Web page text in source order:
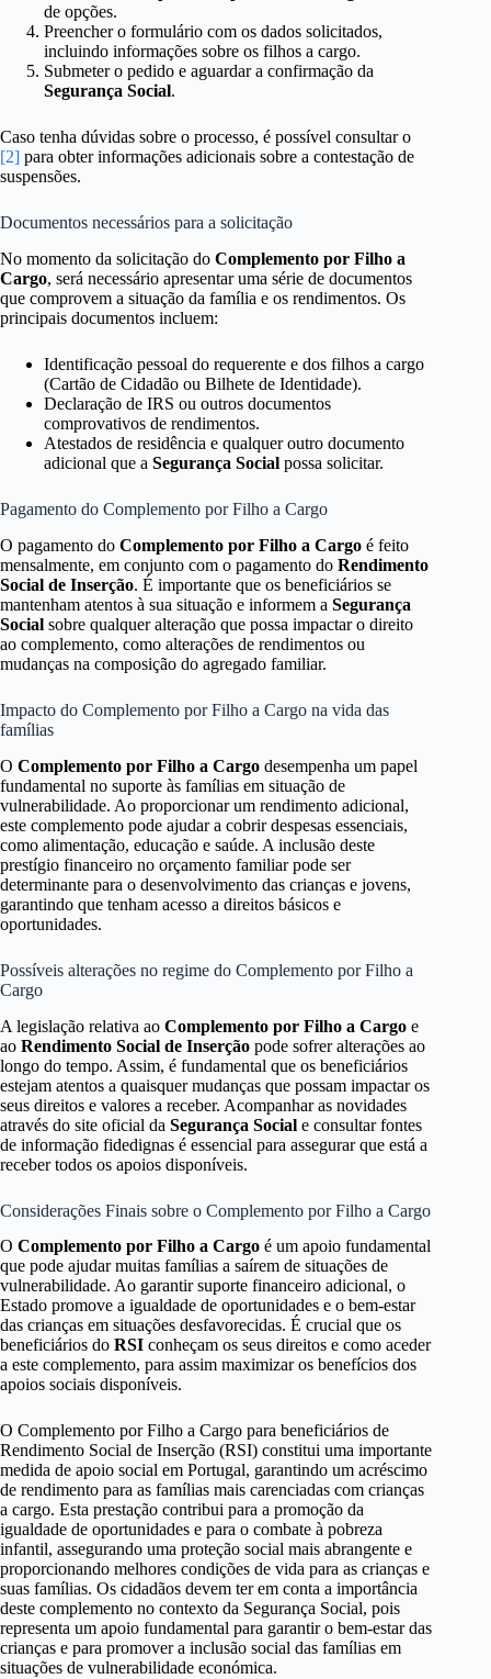
de opções.
Preencher o formulário com os dados solicitados,
incluindo informações sobre os filhos a cargo.
Submeter o pedido e aguardar a confirmação da
Segurança Social.
Caso tenha dúvidas sobre o processo, é possível consultar o
[2] para obter informações adicionais sobre a contestação de
suspensões.
Documentos necessários para a solicitação
No momento da solicitação do Complemento por Filho a
Cargo, será necessário apresentar uma série de documentos
que comprovem a situação da família e os rendimentos. Os
principais documentos incluem:
Identificação pessoal do requerente e dos filhos a cargo
(Cartão de Cidadão ou Bilhete de Identidade).
Declaração de IRS ou outros documentos
comprovativos de rendimentos.
Atestados de residência e qualquer outro documento
adicional que a Segurança Social possa solicitar.
Pagamento do Complemento por Filho a Cargo
O pagamento do Complemento por Filho a Cargo é feito
mensalmente, em conjunto com o pagamento do Rendimento
Social de Inserção. É importante que os beneficiários se
mantenham atentos à sua situação e informem a Segurança
Social sobre qualquer alteração que possa impactar o direito
ao complemento, como alterações de rendimentos ou
mudanças na composição do agregado familiar.
Impacto do Complemento por Filho a Cargo na vida das
famílias
O Complemento por Filho a Cargo desempenha um papel
fundamental no suporte às famílias em situação de
vulnerabilidade. Ao proporcionar um rendimento adicional,
este complemento pode ajudar a cobrir despesas essenciais,
como alimentação, educação e saúde. A inclusão deste
prestígio financeiro no orçamento familiar pode ser
determinante para o desenvolvimento das crianças e jovens,
garantindo que tenham acesso a direitos básicos e
oportunidades.
Possíveis alterações no regime do Complemento por Filho a
Cargo
A legislação relativa ao Complemento por Filho a Cargo e
ao Rendimento Social de Inserção pode sofrer alterações ao
longo do tempo. Assim, é fundamental que os beneficiários
estejam atentos a quaisquer mudanças que possam impactar os
seus direitos e valores a receber. Acompanhar as novidades
através do site oficial da Segurança Social e consultar fontes
de informação fidedignas é essencial para assegurar que está a
receber todos os apoios disponíveis.
Considerações Finais sobre o Complemento por Filho a Cargo
O Complemento por Filho a Cargo é um apoio fundamental
que pode ajudar muitas famílias a saírem de situações de
vulnerabilidade. Ao garantir suporte financeiro adicional, o
Estado promove a igualdade de oportunidades e o bem-estar
das crianças em situações desfavorecidas. É crucial que os
beneficiários do RSI conheçam os seus direitos e como aceder
a este complemento, para assim maximizar os benefícios dos
apoios sociais disponíveis.
O Complemento por Filho a Cargo para beneficiários de
Rendimento Social de Inserção (RSI) constitui uma importante
medida de apoio social em Portugal, garantindo um acréscimo
de rendimento para as famílias mais carenciadas com crianças
a cargo. Esta prestação contribui para a promoção da
igualdade de oportunidades e para o combate à pobreza
infantil, assegurando uma proteção social mais abrangente e
proporcionando melhores condições de vida para as crianças e
suas famílias. Os cidadãos devem ter em conta a importância
deste complemento no contexto da Segurança Social, pois
representa um apoio fundamental para garantir o bem-estar das
crianças e para promover a inclusão social das famílias em
situações de vulnerabilidade económica.